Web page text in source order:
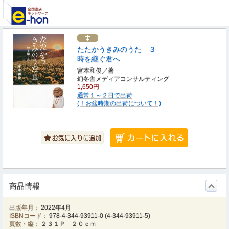
たたかうきみのうた ３
時を継ぐ君へ
宮本和俊／著
幻冬舎メディアコンサルティング
1,650円
通常１～２日で出荷
(！お盆時期の出荷について！)
商品情報
出版年月： 2022年4月
ISBNコード： 978-4-344-93911-0 (4-344-93911-5)
頁数・縦：
２３１Ｐ ２０ｃｍ